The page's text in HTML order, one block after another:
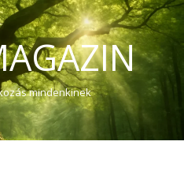
mindenkinek